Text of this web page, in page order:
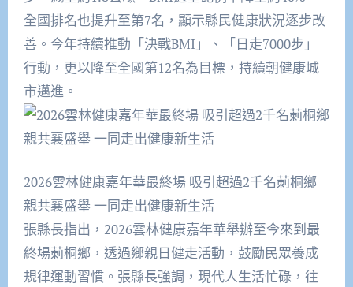
全國排名也提升至第7名，顯示縣民健康狀況逐步改
善。今年持續推動「決戰BMI」、「日走7000步」
行動，更以降至全國第12名為目標，持續朝健康城
市邁進。
2026雲林健康嘉年華最終場 吸引超過2千名莿桐鄉
親共襄盛舉 一同走出健康新生活
張縣長指出，2026雲林健康嘉年華舉辦至今來到最
終場莿桐鄉，透過鄉親日健走活動，鼓勵民眾養成
規律運動習慣。張縣長強調，現代人生活忙碌，往